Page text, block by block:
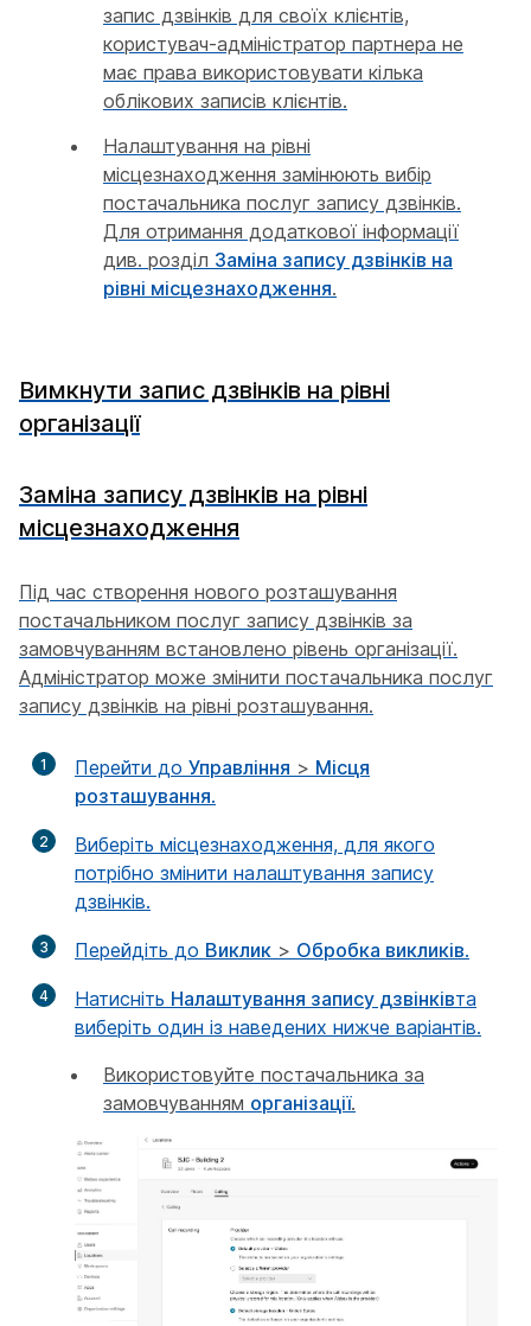
запис дзвінків для своїх клієнтів,
користувач-адміністратор партнера не
має права використовувати кілька
облікових записів клієнтів.
Налаштування на рівні
місцезнаходження замінюють вибір
постачальника послуг запису дзвінків.
Для отримання додаткової інформації
див. розділ Заміна запису дзвінків на
рівні місцезнаходження.
Вимкнути запис дзвінків на рівні
організації
Заміна запису дзвінків на рівні
місцезнаходження
Під час створення нового розташування
постачальником послуг запису дзвінків за
замовчуванням встановлено рівень організації.
Адміністратор може змінити постачальника послуг
запису дзвінків на рівні розташування.
1 Перейти до Управління > Місця
розташування.
2
Виберіть місцезнаходження, для якого
потрібно змінити налаштування запису
дзвінків.
3 Перейдіть до Виклик > Обробка викликів.
4 Натисніть Налаштування запису дзвінківта
виберіть один із наведених нижче варіантів.
Використовуйте постачальника за
замовчуванням організації.